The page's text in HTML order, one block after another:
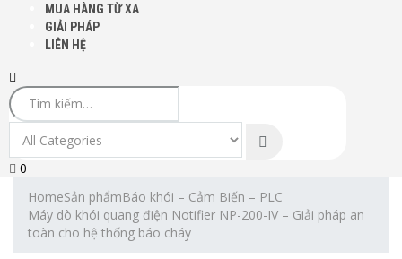
MUA HÀNG TỪ XA
GIẢI PHÁP
LIÊN HỆ
0
HomeSản phẩmBáo khói – Cảm Biến – PLC
Máy dò khói quang điện Notifier NP-200-IV – Giải pháp an
toàn cho hệ thống báo cháy